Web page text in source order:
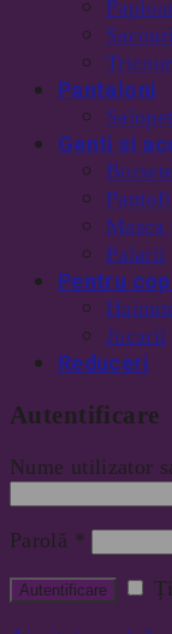
Sacouri
Pantaloni
Genti si
Borsete
Pantofi
Masca
Palarii
Pentru
Jucarii
Reduceri
Autentificare
Nume utilizator
Parolă *